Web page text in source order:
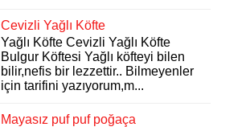
Cevizli Yağlı Köfte
Yağlı Köfte Cevizli Yağlı Köfte
Bulgur Köftesi Yağlı köfteyi bilen
bilir,nefis bir lezzettir.. Bilmeyenler
için tarifini yazıyorum,m...
Mayasız puf puf poğaça